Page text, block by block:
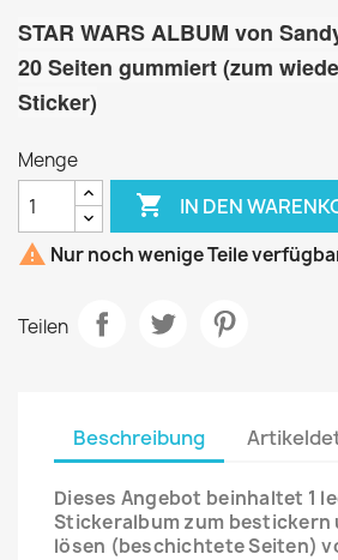
STAR WARS ALBUM von
20 Seiten gummiert (zum
Sticker)
Menge
 IN DEN
 Nur noch wenige Teile
Teilen
Beschreibung
Dieses Angebot beinhaltet 1
Stickeralbum zum bestickern
lösen (beschichtete Seiten)